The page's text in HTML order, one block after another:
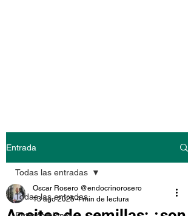
Entrada
Todas las entradas
Todas las entradas
Oscar Rosero @endocrinorosero
13 ago 2025 4 min de lectura